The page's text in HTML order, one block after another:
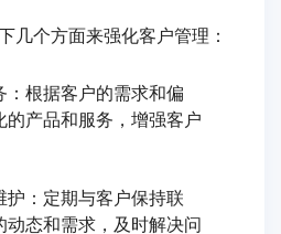
几个方面来强化客户管理：
：根据客户的需求和偏
的产品和服务，增强客户
护：定期与客户保持联
动态和需求，及时解决问